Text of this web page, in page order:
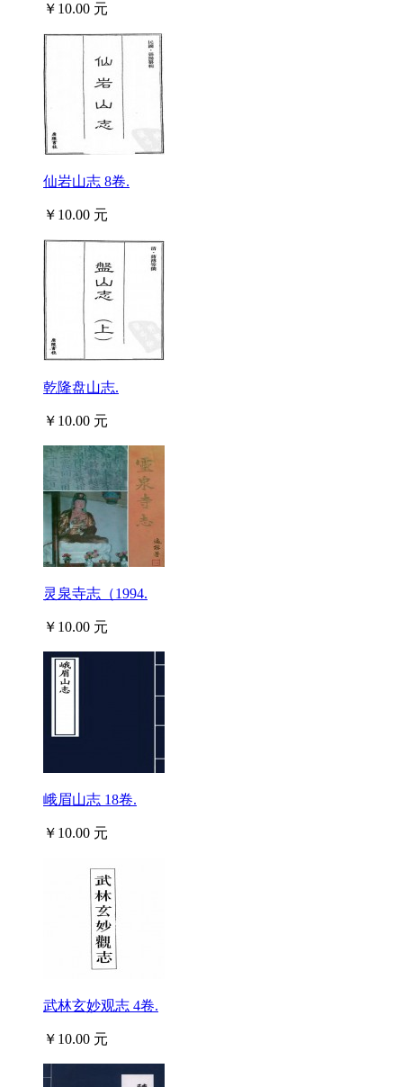
￥10.00 元
仙岩山志 8卷.
￥10.00 元
乾隆盘山志.
￥10.00 元
灵泉寺志（1994.
￥10.00 元
峨眉山志 18卷.
￥10.00 元
武林玄妙观志 4卷.
￥10.00 元